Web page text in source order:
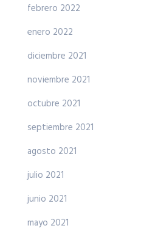
febrero 2022
enero 2022
diciembre 2021
noviembre 2021
octubre 2021
septiembre 2021
agosto 2021
julio 2021
junio 2021
mayo 2021